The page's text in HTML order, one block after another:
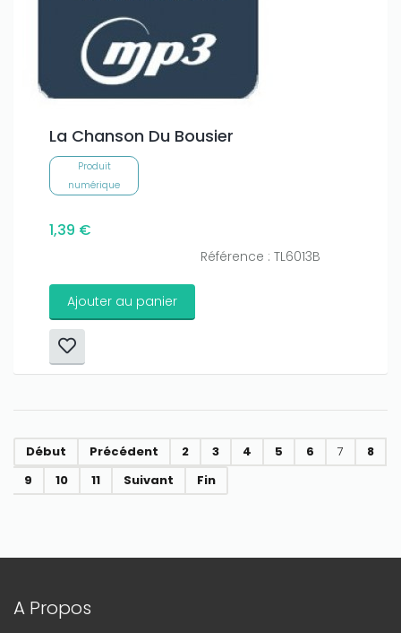
La Chanson Du Bousier
Produit
numérique
1,39 €
Référence : TL6013B
Ajouter au panier
Début Précédent 2 3 4 5 6 7
8
9
10 11 Suivant Fin
A Propos